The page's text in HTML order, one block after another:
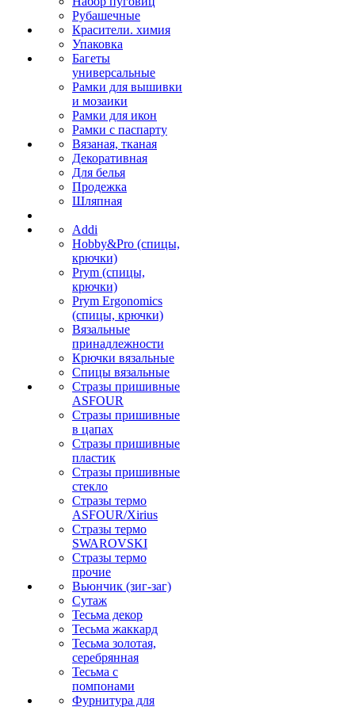
Рубашечные
Красители. химия
Упаковка
Багеты
универсальные
Рамки для вышивки
и мозаики
Рамки для икон
Рамки с паспарту
Вязаная, тканая
Декоративная
Для белья
Продежка
Шляпная
Addi
Hobby&Pro (спицы,
крючки)
Prym (спицы,
крючки)
Prym Ergonomics
(спицы, крючки)
Вязальные
принадлежности
Крючки вязальные
Спицы вязальные
Стразы пришивные
ASFOUR
Стразы пришивные
в цапах
Стразы пришивные
пластик
Стразы пришивные
стекло
Стразы термо
ASFOUR/Xirius
Стразы термо
SWAROVSKI
Стразы термо
прочие
Вьюнчик (зиг-заг)
Сутаж
Тесьма декор
Тесьма жаккард
Тесьма золотая,
серебрянная
Тесьма с
помпонами
Фурнитура для